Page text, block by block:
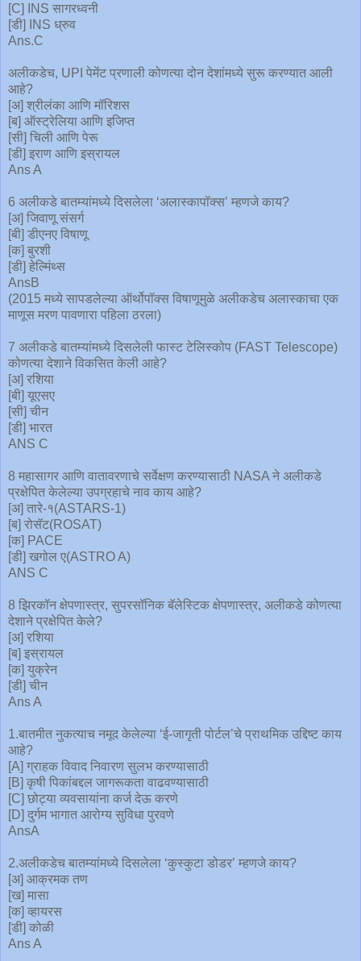
[C] INS सागरध्वनी
[डी] INS ध्रुव
Ans.C
अलीकडेच, UPI पेमेंट प्रणाली कोणत्या दोन देशांमध्ये सुरू करण्यात आली
आहे?
[अ] श्रीलंका आणि मॉरिशस
[ब] ऑस्ट्रेलिया आणि इजिप्त
[सी] चिली आणि पेरू
[डी] इराण आणि इस्रायल
Ans A
6 अलीकडे बातम्यांमध्ये दिसलेला ‘अलास्कापॉक्स’ म्हणजे काय?
[अ] जिवाणू संसर्ग
[बी] डीएनए विषाणू
[क] बुरशी
[डी] हेल्मिंथ्स
AnsB
(2015 मध्ये सापडलेल्या ऑर्थोपॉक्स विषाणूमुळे अलीकडेच अलास्काचा एक
माणूस मरण पावणारा पहिला ठरला)
7 अलीकडे बातम्यांमध्ये दिसलेली फास्ट टेलिस्कोप (FAST Telescope)
कोणत्या देशाने विकसित केली आहे?
[अ] रशिया
[बी] यूएसए
[सी] चीन
[डी] भारत
ANS C
8 महासागर आणि वातावरणाचे सर्वेक्षण करण्यासाठी NASA ने अलीकडे
प्रक्षेपित केलेल्या उपग्रहाचे नाव काय आहे?
[अ] तारे-१(ASTARS-1)
[ब] रोसॅट(ROSAT)
[क] PACE
[डी] खगोल ए(ASTRO A)
ANS C
8 झिरकॉन क्षेपणास्त्र, सुपरसॉनिक बॅलेस्टिक क्षेपणास्त्र, अलीकडे कोणत्या
देशाने प्रक्षेपित केले?
[अ] रशिया
[ब] इस्रायल
[क] युक्रेन
[डी] चीन
Ans A
1.बातमीत नुकत्याच नमूद केलेल्या ‘ई-जागृती पोर्टल’चे प्राथमिक उद्दिष्ट काय
आहे?
[A] ग्राहक विवाद निवारण सुलभ करण्यासाठी
[B] कृषी पिकांबद्दल जागरूकता वाढवण्यासाठी
[C] छोट्या व्यवसायांना कर्ज देऊ करणे
[D] दुर्गम भागात आरोग्य सुविधा पुरवणे
AnsA
2.अलीकडेच बातम्यांमध्ये दिसलेला ‘कुस्कुटा डोडर’ म्हणजे काय?
[अ] आक्रमक तण
[ख] मासा
[क] व्हायरस
[डी] कोळी
Ans A